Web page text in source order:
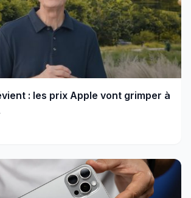
: les prix Apple vont grimper à